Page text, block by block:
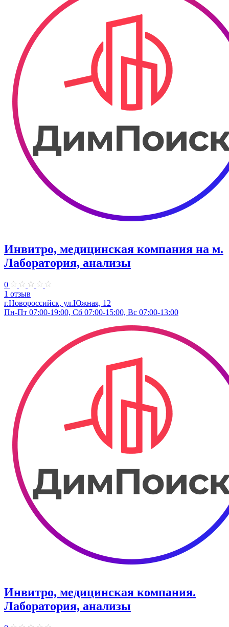
Инвитро, медицинская компания на м.
Лаборатория, анализы
0
1 отзыв
г.Новороссийск, ул.Южная, 12
Пн-Пт 07:00-19:00, Сб 07:00-15:00, Вс 07:00-13:00
Инвитро, медицинская компания.
Лаборатория, анализы